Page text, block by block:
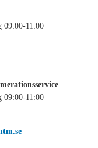
09:00-11:00
09:00-11:00